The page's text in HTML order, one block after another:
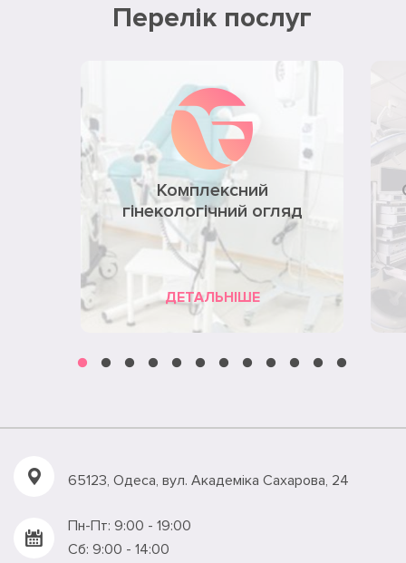
Перелік послуг
Комплексний
гінекологічний огляд
ДЕТАЛЬНІШЕ
65123, Одеса, вул. Академiка Сахарова, 24
Пн-Пт: 9:00 - 19:00
Сб: 9:00 - 14:00